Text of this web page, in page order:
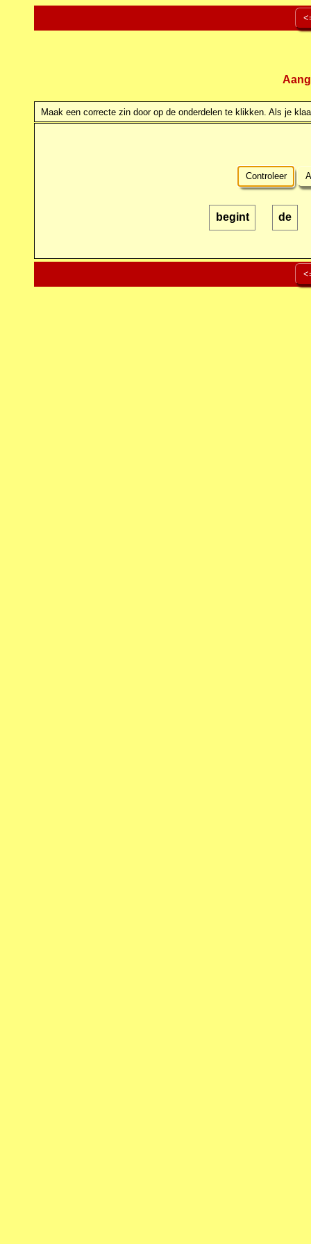
Maak een correcte zin door op de onderdelen te klikken. Als je
Controleer
begint de